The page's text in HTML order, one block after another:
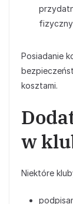
Posiadanie
kosztami.
w
Niektóre